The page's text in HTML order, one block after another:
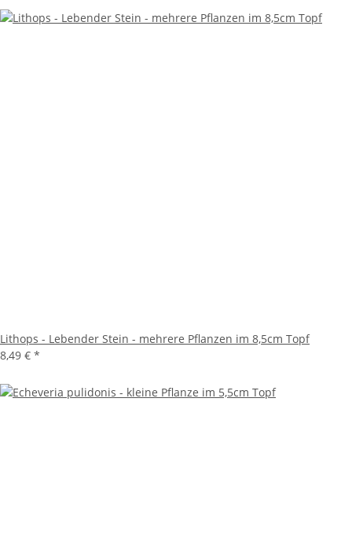
Lithops - Lebender Stein - mehrere Pflanzen im 8,5cm Topf
8,49 € *